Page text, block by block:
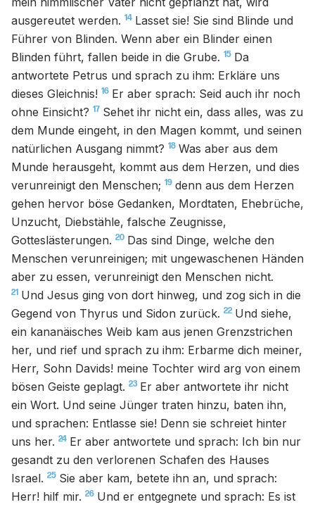
ausgereutet werden. 14 Lasset sie! Sie sind Blinde und
Führer von Blinden. Wenn aber ein Blinder einen
Blinden führt, fallen beide in die Grube. 15 Da
antwortete Petrus und sprach zu ihm: Erkläre uns
dieses Gleichnis! 16 Er aber sprach: Seid auch ihr noch
ohne Einsicht? 17 Sehet ihr nicht ein, dass alles, was zu
dem Munde eingeht, in den Magen kommt, und seinen
natürlichen Ausgang nimmt? 18 Was aber aus dem
Munde herausgeht, kommt aus dem Herzen, und dies
verunreinigt den Menschen; 19 denn aus dem Herzen
gehen hervor böse Gedanken, Mordtaten, Ehebrüche,
Unzucht, Diebstähle, falsche Zeugnisse,
Gotteslästerungen. 20 Das sind Dinge, welche den
Menschen verunreinigen; mit ungewaschenen Händen
aber zu essen, verunreinigt den Menschen nicht.
21 Und Jesus ging von dort hinweg, und zog sich in die
Gegend von Thyrus und Sidon zurück. 22 Und siehe,
ein kananäisches Weib kam aus jenen Grenzstrichen
her, und rief und sprach zu ihm: Erbarme dich meiner,
Herr, Sohn Davids! meine Tochter wird arg von einem
bösen Geiste geplagt. 23 Er aber antwortete ihr nicht
ein Wort. Und seine Jünger traten hinzu, baten ihn,
und sprachen: Entlasse sie! Denn sie schreiet hinter
uns her. 24 Er aber antwortete und sprach: Ich bin nur
gesandt zu den verlorenen Schafen des Hauses
Israel. 25 Sie aber kam, betete ihn an, und sprach:
Herr! hilf mir. 26 Und er entgegnete und sprach: Es ist